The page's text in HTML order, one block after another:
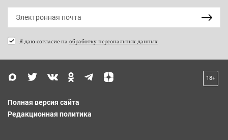
Я даю согласие на обработку персональных данных
18+
Полная версия сайта
Редакционная политика